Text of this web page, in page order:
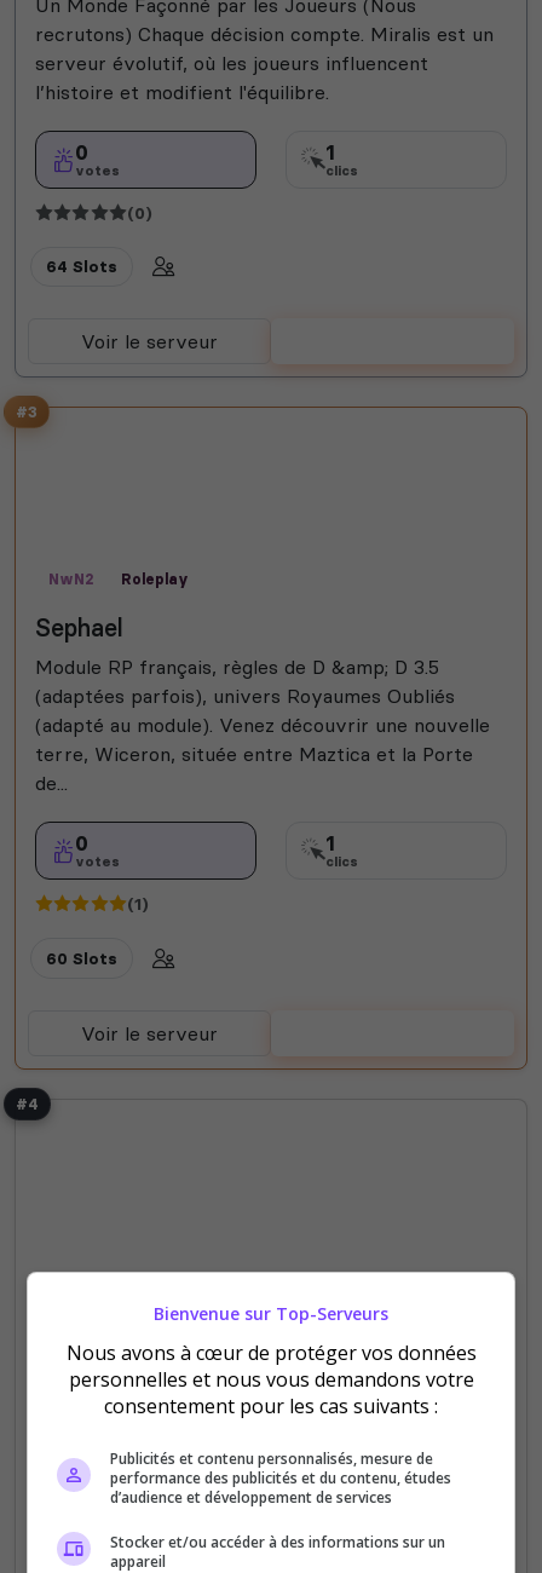
recrutons) Chaque décision compte. Miralis est un
serveur évolutif, où les joueurs influencent
l’histoire et modifient l'équilibre.
0
votes
1
clics
(0)
64 Slots
Voir le serveur
#3
NwN2 Roleplay
Sephael
Module RP français, règles de D &amp; D 3.5
(adaptées parfois), univers Royaumes Oubliés
(adapté au module). Venez découvrir une nouvelle
terre, Wiceron, située entre Maztica et la Porte
de...
0
votes
1
clics
(1)
60 Slots
Voir le serveur
#4
Lantirite vise à offrir un équilibre entre plaisir de
jeu et cohérence RP. Il propose une progression
joueurs à s’impliquer dans des...
votes clics
Bienvenue sur Top-Serveurs
Nous avons à cœur de protéger vos données
personnelles et nous vous demandons votre
consentement pour les cas suivants :
Publicités et contenu personnalisés, mesure de
performance des publicités et du contenu, études
d’audience et développement de services
Stocker et/ou accéder à des informations sur un
appareil